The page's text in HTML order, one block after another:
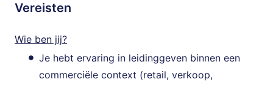
Vereisten
Wie ben jij?
Je hebt ervaring in leidinggeven binnen een
commerciële context (retail, verkoop,